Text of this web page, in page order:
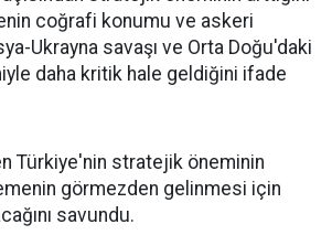
coğrafi konumu ve askeri
Ukrayna savaşı ve Orta Doğu'daki
daha kritik hale geldiğini ifade
Türkiye'nin stratejik öneminin
görmezden gelinmesi için
savundu.